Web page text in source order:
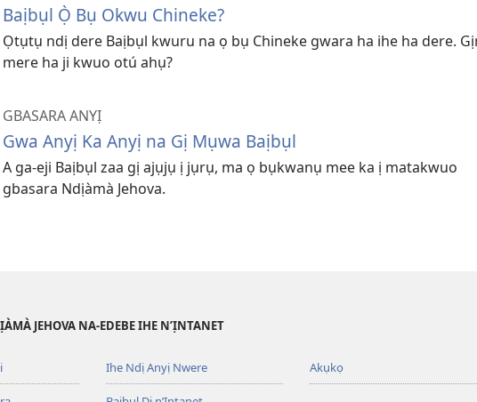
Baịbụl Ọ̀ Bụ Okwu Chineke?
Ọtụtụ ndị dere Baịbụl kwuru na ọ bụ Chineke gwara ha ihe ha dere.
mere ha ji kwuo otú ahụ?
GBASARA ANYỊ
Gwa Anyị Ka Anyị na Gị Mụwa Baịbụl
A ga-eji Baịbụl zaa gị ajụjụ ị jụrụ, ma ọ bụkwanụ mee ka ị matakwuo
gbasara Ndịàmà Jehova.
JEHOVA NA-EDEBE IHE N’ỊNTANET
Ihe Ndị Anyị Nwere Akụkọ